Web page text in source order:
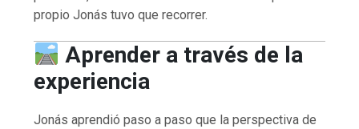
propio Jonás tuvo que recorrer.
Aprender a través de la
experiencia
Jonás aprendió paso a paso que la perspectiva de